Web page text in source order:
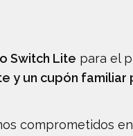
Switch Lite para el
y un cupón
comprometidos